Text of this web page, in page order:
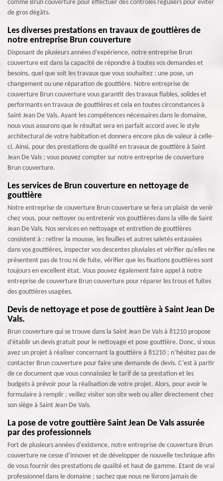
comme Brun couverture pour effectuer des contrôles réguliers pour éviter
de gros dégâts.
Les diverses prestations en travaux de gouttières de
notre entreprise Brun couverture
Disposant de plusieurs années d’expérience, notre entreprise Brun
couverture est dans la capacité de répondre à toutes vos demandes et
besoins, quel que soit les travaux que vous souhaitez : une pose, un
changement ou une réparation de gouttière. Notre entreprise de
couverture Brun couverture vous garantit des travaux fiables, solides et
performants en travaux de gouttières et cela en toutes circonstances à
Saint Jean De Vals. Ayant les compétences nécessaires dans le domaine,
nous vous assurons que le résultat sera en parfait accord avec le style
architectural de votre habitation et donnera encore plus de valeur à celle-
ci. Ainsi, pour des prestations de qualité en travaux de gouttière à Saint
Jean De Vals ; vous pouvez compter sur notre entreprise de couverture
Brun couverture.
Les services de Brun couverture en nettoyage de
gouttière
Notre entreprise de couverture Brun couverture se fera un plaisir de venir
chez vous, pour nettoyer ou entretenir vos gouttières dans la ville de Saint
Jean De Vals. Nos services en nettoyage et entretien de gouttières
consistent à : retirer la mousse, les feuilles et autres saletés entassées
dans vos gouttières, inspecter vos descentes pluviales et vérifier qu'elles ne
présentent pas de trou ni de fuite, vérifier que les fixations gouttières sont
toujours en excellent état. Vous pouvez également faire appel à notre
entreprise de couverture Brun couverture pour réparer les trous et fuites
des gouttières usagées.
Devis de nettoyage et pose de gouttière à Saint Jean De
Vals.
Brun couverture qui se trouve dans la Saint Jean De Vals à 81210 propose
d’établir un devis gratuit pour le nettoyage et pose gouttière. Donc, si vous
avez un projet à réaliser concernant la gouttière à 81210 ; n’hésitez pas de
contacter Brun couverture pour faire une demande de devis. C’est à partir
de ce document que vous connaissiez le tarif de sa prestation et les
budgets à prévoir pour la réalisation de votre projet. Alors, pour avoir le
formulaire à remplir ; veillez visiter son site web ou aller directement chez
son siège à Saint Jean De Vals.
La pose de votre gouttière Saint Jean De Vals assurée
par des professionnels
Fort de plusieurs années d’existence, notre entreprise de couverture Brun
couverture ne cesse d’innover et de développer de nouvelle technique afin
de vous fournir des prestations de qualité et haut de gamme. Etant de vrai
professionnel dans le domaine ; sachez que nous ne livrons jamais de